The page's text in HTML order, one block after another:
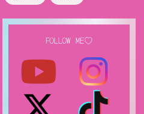
FOLLOW ME♡